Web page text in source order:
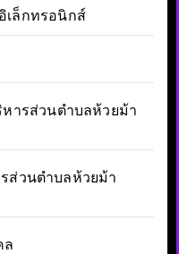
เล็กทรอนิกส์
หารส่วนตำบลห้วยม้า
ส่วนตำบลห้วยม้า
ล